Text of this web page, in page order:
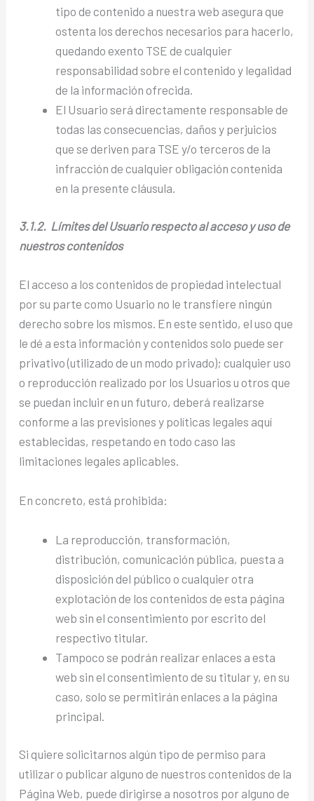
tipo de contenido a nuestra web asegura que
ostenta los derechos necesarios para hacerlo,
quedando exento TSE de cualquier
responsabilidad sobre el contenido y legalidad
de la información ofrecida.
El Usuario será directamente responsable de
todas las consecuencias, daños y perjuicios
que se deriven para TSE y/o terceros de la
infracción de cualquier obligación contenida
en la presente cláusula.
3.1.2. Límites del Usuario respecto al acceso y uso de
nuestros contenidos
El acceso a los contenidos de propiedad intelectual
por su parte como Usuario no le transfiere ningún
derecho sobre los mismos. En este sentido, el uso que
le dé a esta información y contenidos solo puede ser
privativo (utilizado de un modo privado); cualquier uso
o reproducción realizado por los Usuarios u otros que
se puedan incluir en un futuro, deberá realizarse
conforme a las previsiones y políticas legales aquí
establecidas, respetando en todo caso las
limitaciones legales aplicables.
En concreto, está prohibida:
La reproducción, transformación,
distribución, comunicación pública, puesta a
disposición del público o cualquier otra
explotación de los contenidos de esta página
web sin el consentimiento por escrito del
respectivo titular.
Tampoco se podrán realizar enlaces a esta
web sin el consentimiento de su titular y, en su
caso, solo se permitirán enlaces a la página
principal.
Si quiere solicitarnos algún tipo de permiso para
utilizar o publicar alguno de nuestros contenidos de la
Página Web, puede dirigirse a nosotros por alguno de